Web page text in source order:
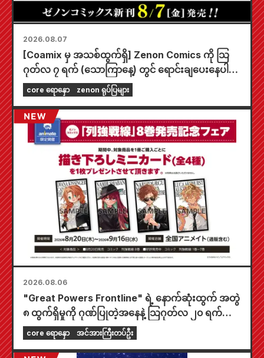
2026.08.07
[Coamix မှ အသစ်ထွက်ရှိ] Zenon Comics ကို သြ
ဂုတ်လ ၇ ရက် (သောကြာနေ့) တွင် ရောင်းချပေးနေပါ
ပြီ။
core ရောနှော zenon ရုပ်ပြများ
2026.08.06
"Great Powers Frontline" ရဲ့ နောက်ဆုံးထွက် အတွဲ
၈ ထွက်ရှိမှုကို ဂုဏ်ပြုတဲ့အနေနဲ့ သြဂုတ်လ ၂၀ ရက်နေ့
ကစပြီး တစ်နိုင်ငံလုံးက Animate ဆိုင်တွေမှာ အချိန်
အကန့်အသတ်နဲ့ ပြပွဲတစ်ခု ကျင်းပသွားမှာဖြစ်ပြီး အထူး
core ရောနှော အင်အားကြီးတပ်ဦး